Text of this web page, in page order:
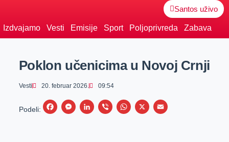
Santos uživo
Izdvajamo Vesti Emisije Sport Poljoprivreda Zabava
Poklon učenicima u Novoj Crnji
Vesti 20. februar 2026. 09:54
Podeli:
F
M
L
V
W
X
E